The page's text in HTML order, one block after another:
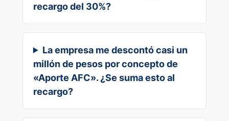
recargo del 30%?
La empresa me descontó casi un
millón de pesos por concepto de
«Aporte AFC». ¿Se suma esto al
recargo?